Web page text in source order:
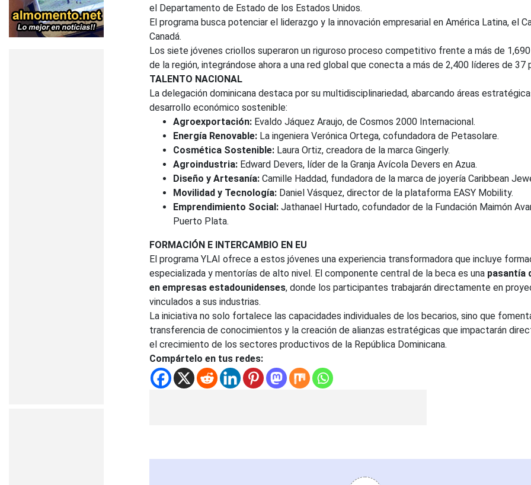
el Departamento de Estado de los Estados Unidos.
El programa busca potenciar el liderazgo y la innovación empresarial en América Latina, el
Canadá.
Los siete jóvenes criollos superaron un riguroso proceso competitivo frente a más de
de la región, integrándose ahora a una red global que conecta a más de 2,400 líderes de 37
TALENTO NACIONAL
La delegación dominicana destaca por su multidisciplinariedad, abarcando áreas
desarrollo económico sostenible:
Agroexportación: Evaldo Jáquez Araujo, de Cosmos 2000 Internacional.
Energía Renovable: La ingeniera Verónica Ortega, cofundadora de Petasolare.
Cosmética Sostenible: Laura Ortiz, creadora de la marca Gingerly.
Agroindustria: Edward Devers, líder de la Granja Avícola Devers en Azua.
Diseño y Artesanía: Camille Haddad, fundadora de la marca de joyería Caribbean
Movilidad y Tecnología: Daniel Vásquez, director de la plataforma EASY Mobility.
Emprendimiento Social: Jathanael Hurtado, cofundador de la Fundación Maimón
Puerto Plata.
FORMACIÓN E INTERCAMBIO EN EU
El programa YLAI ofrece a estos jóvenes una experiencia transformadora que incluye
especializada y mentorías de alto nivel. El componente central de la beca es una pasantía
en empresas estadounidenses, donde los participantes trabajarán directamente en
vinculados a sus industrias.
La iniciativa no solo fortalece las capacidades individuales de los becarios, sino que
transferencia de conocimientos y la creación de alianzas estratégicas que impactarán
el crecimiento de los sectores productivos de la República Dominicana.
Compártelo en tus redes: